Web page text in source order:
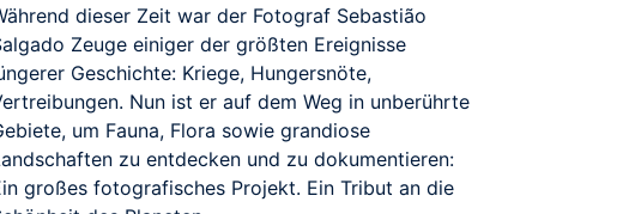
dieser Zeit war der Fotograf Sebastião
Zeuge einiger der größten Ereignisse
Geschichte: Kriege, Hungersnöte,
Nun ist er auf dem Weg in unberührte
um Fauna, Flora sowie grandiose
zu entdecken und zu dokumentieren:
großes fotografisches Projekt. Ein Tribut an die